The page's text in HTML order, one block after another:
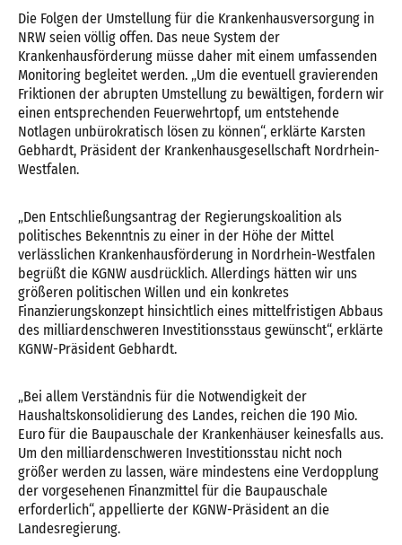
Die Folgen der Umstellung für die Krankenhausversorgung in
NRW seien völlig offen. Das neue System der
Krankenhausförderung müsse daher mit einem umfassenden
Monitoring begleitet werden. „Um die eventuell gravierenden
Friktionen der abrupten Umstellung zu bewältigen, fordern wir
einen entsprechenden Feuerwehrtopf, um entstehende
Notlagen unbürokratisch lösen zu können“, erklärte Karsten
Gebhardt, Präsident der Krankenhausgesellschaft Nordrhein-
Westfalen.
„Den Entschließungsantrag der Regierungskoalition als
politisches Bekenntnis zu einer in der Höhe der Mittel
verlässlichen Krankenhausförderung in Nordrhein-Westfalen
begrüßt die KGNW ausdrücklich. Allerdings hätten wir uns
größeren politischen Willen und ein konkretes
Finanzierungskonzept hinsichtlich eines mittelfristigen Abbaus
des milliardenschweren Investitionsstaus gewünscht“, erklärte
KGNW-Präsident Gebhardt.
„Bei allem Verständnis für die Notwendigkeit der
Haushaltskonsolidierung des Landes, reichen die 190 Mio.
Euro für die Baupauschale der Krankenhäuser keinesfalls aus.
Um den milliardenschweren Investitionsstau nicht noch
größer werden zu lassen, wäre mindestens eine Verdopplung
der vorgesehenen Finanzmittel für die Baupauschale
erforderlich“, appellierte der KGNW-Präsident an die
Landesregierung.